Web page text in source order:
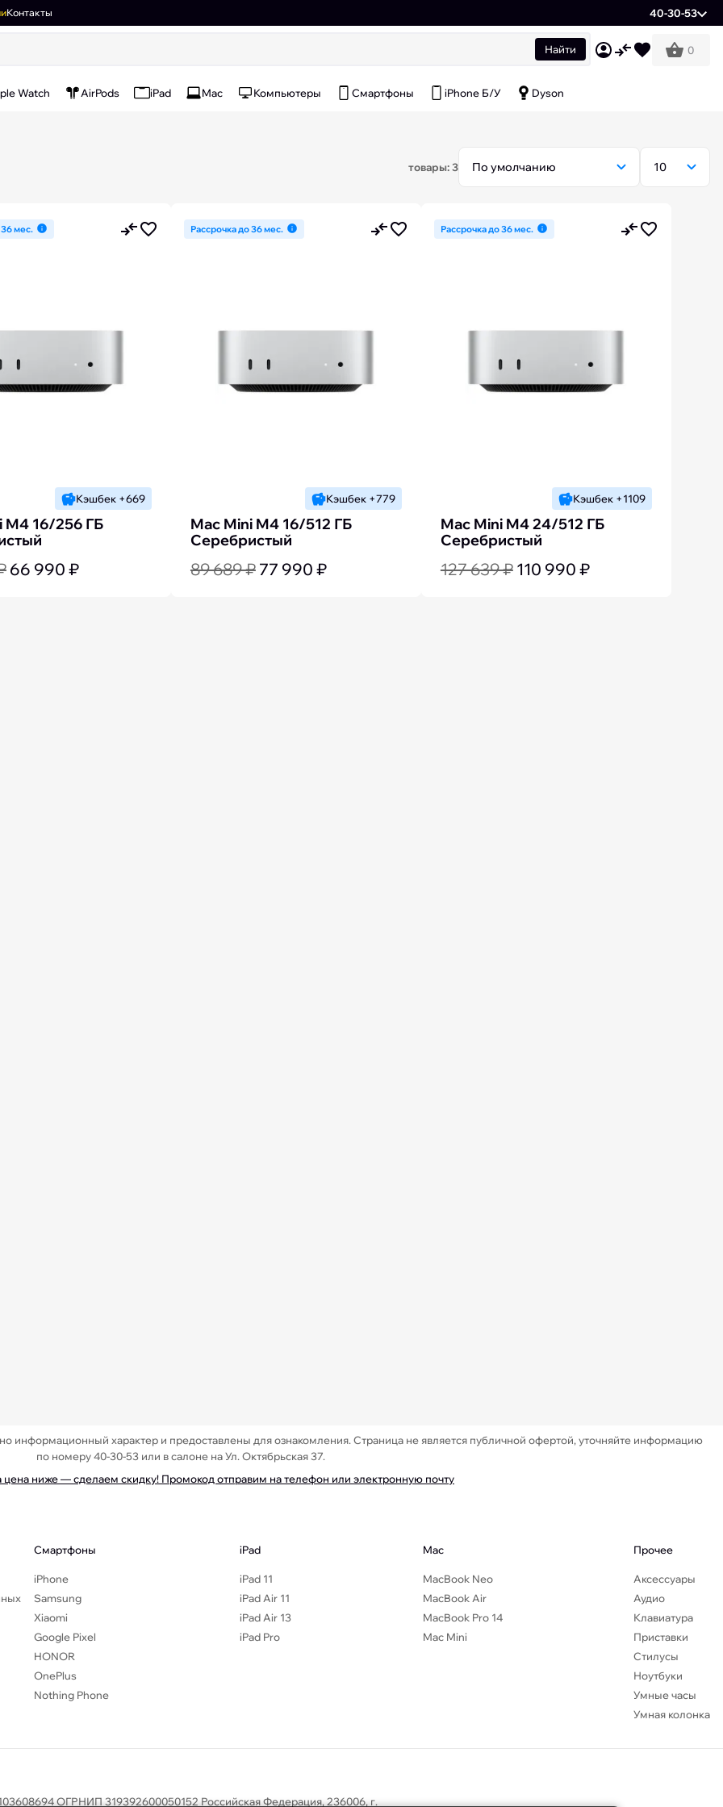
Контакты 40-30-53
Найти 0
Watch AirPods iPad Mac Компьютеры Смартфоны iPhone Б/У Dyson
товары: 3
мес.
Кэшбек +669
M4 16/256 ГБ
66 990 ₽
Рассрочка до 36 мес.
Кэшбек +779
Mac Mini M4 16/512 ГБ
Серебристый
89 689 ₽ 77 990 ₽
Рассрочка до 36 мес.
Кэшбек +1109
Mac Mini M4 24/512 ГБ
Серебристый
127 639 ₽ 110 990 ₽
информационный характер и предоставлены для ознакомления. Страница не является публичной офертой, уточняйте информацию
по номеру 40-30-53 или в салоне на Ул. Октябрьская 37.
цена ниже — сделаем скидку! Промокод отправим на телефон или электронную почту
Смартфоны
iPhone
Samsung
Xiaomi
Google Pixel
HONOR
OnePlus
Nothing Phone
iPad
iPad 11
iPad Air 11
iPad Air 13
iPad Pro
Mac
MacBook Neo
MacBook Air
MacBook Pro 14
Mac Mini
Прочее
Аксессуары
Аудио
Клавиатура
Приставки
Стилусы
Ноутбуки
Умные часы
Умная колонка
ОГРНИП 319392600050152 Российская Федерация, 236006, г.